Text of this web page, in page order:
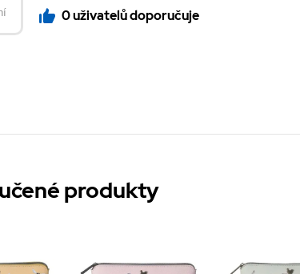
0 uživatelů doporučuje
produkty